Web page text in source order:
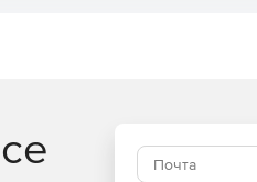
диагностики: выбор методов